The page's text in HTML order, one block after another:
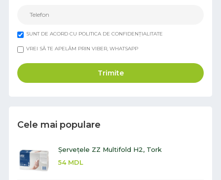
SUNT DE ACORD CU POLITICA DE CONFIDENȚIALITATE
VREI SĂ TE APELĂM PRIN VIBER, WHATSAPP
Trimite
Cele mai populare
Șervețele ZZ Multifold H2, Tork
54 MDL